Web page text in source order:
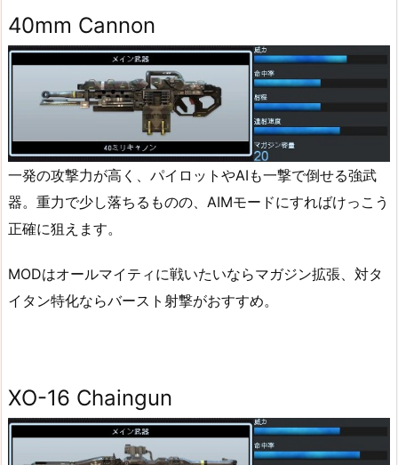
40mm Cannon
一発の攻撃力が高く、パイロットやAIも一撃で倒せる強武
器。重力で少し落ちるものの、AIMモードにすればけっこう
正確に狙えます。
MODはオールマイティに戦いたいならマガジン拡張、対タ
イタン特化ならバースト射撃がおすすめ。
XO-16 Chaingun